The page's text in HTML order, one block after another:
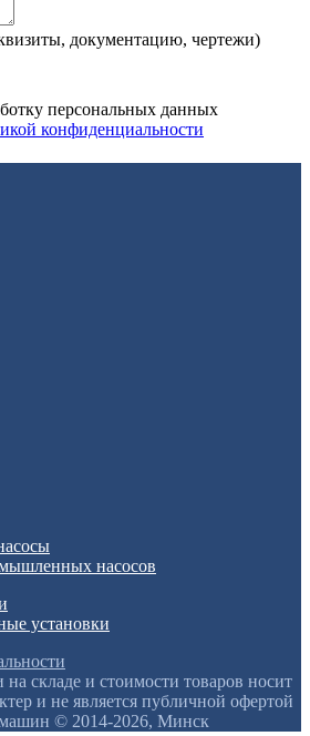
документацию, чертежи)
персональных данных
конфиденциальности
насосов
установки
складе и стоимости товаров носит
и не является публичной офертой
машин © 2014-2026, Минск